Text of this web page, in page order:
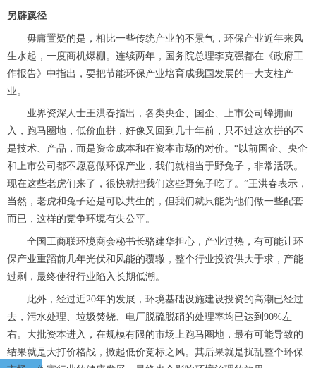
另辟蹊径
毋庸置疑的是，相比一些传统产业的不景气，环保产业近年来风
生水起，一度商机爆棚。连续两年，国务院总理李克强都在《政府工
作报告》中指出，要把节能环保产业培育成我国发展的一大支柱产
业。
业界资深人士王洪春指出，各类央企、国企、上市公司蜂拥而
入，跑马圈地，低价血拼，好像又回到几十年前，只不过这次拼的不
是技术、产品，而是资金成本和在资本市场的对价。 “以前国企、央企
和上市公司都不愿意做环保产业，我们就相当于野兔子，非常活跃。
现在这些老虎们来了，很快就把我们这些野兔子吃了。”王洪春表示，
当然，老虎和兔子还是可以共生的，但我们就只能为他们做一些配套
而已，这样的竞争环境有失公平。
全国工商联环境商会秘书长骆建华担心，产业过热，有可能让环
保产业重蹈前几年光伏和风能的覆辙，整个行业投资供大于求，产能
过剩，最终使得行业陷入长期低潮。
此外，经过近20年的发展，环境基础设施建设投资的高潮已经过
去，污水处理、垃圾焚烧、电厂脱硫脱硝的处理率均已达到90%左
右。大批资本进入，在规模有限的市场上跑马圈地，最有可能导致的
结果就是大打价格战，掀起低价竞标之风。其后果就是扰乱整个环保